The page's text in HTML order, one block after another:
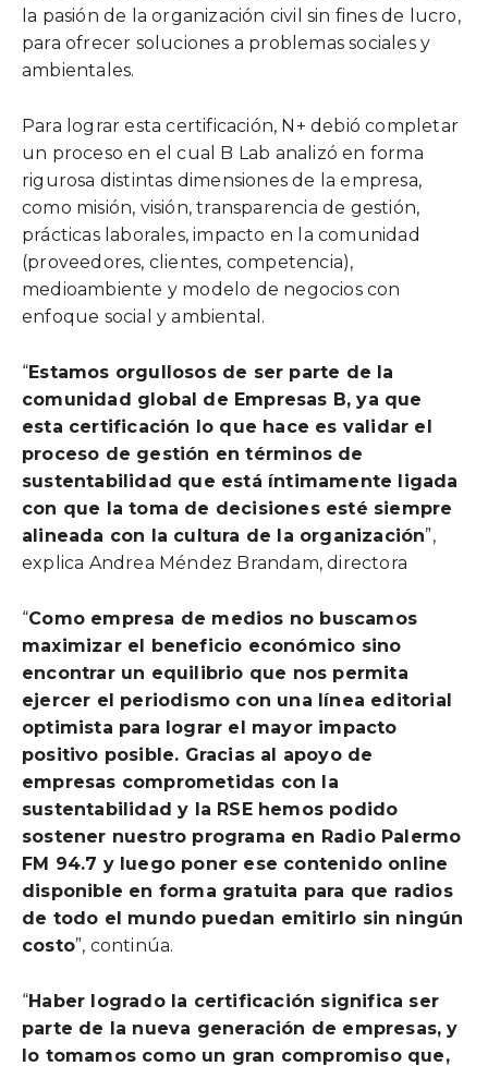
la pasión de la organización civil sin fines de lucro,
para ofrecer soluciones a problemas sociales y
ambientales.
Para lograr esta certificación, N+ debió completar
un proceso en el cual B Lab analizó en forma
rigurosa distintas dimensiones de la empresa,
como misión, visión, transparencia de gestión,
prácticas laborales, impacto en la comunidad
(proveedores, clientes, competencia),
medioambiente y modelo de negocios con
enfoque social y ambiental.
“Estamos orgullosos de ser parte de la
comunidad global de Empresas B, ya que
esta certificación lo que hace es validar el
proceso de gestión en términos de
sustentabilidad que está íntimamente ligada
con que la toma de decisiones esté siempre
alineada con la cultura de la organización”,
explica Andrea Méndez Brandam, directora
“Como empresa de medios no buscamos
maximizar el beneficio económico sino
encontrar un equilibrio que nos permita
ejercer el periodismo con una línea editorial
optimista para lograr el mayor impacto
positivo posible. Gracias al apoyo de
empresas comprometidas con la
sustentabilidad y la RSE hemos podido
sostener nuestro programa en Radio Palermo
FM 94.7 y luego poner ese contenido online
disponible en forma gratuita para que radios
de todo el mundo puedan emitirlo sin ningún
costo”, continúa.
“Haber logrado la certificación significa ser
parte de la nueva generación de empresas, y
lo tomamos como un gran compromiso que,